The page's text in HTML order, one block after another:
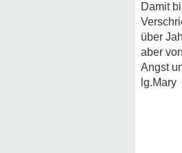
Damit
über
aber
Angst
lg.Mary